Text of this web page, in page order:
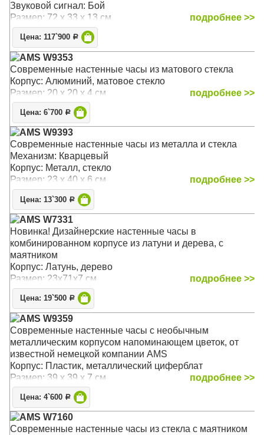
Звуковой сигнал: Бой
Размер: 72 х 33 х 13 см
подробнее >>
Цена: 117`900 Р
AMS W9353
Современные настенные часы из матового стекла
Корпус: Алюминий, матовое стекло
Размер: 20 х 20 х 4 см
подробнее >>
Цена: 6`700 Р
AMS W9393
Современные настенные часы из металла и стекла
Механизм: Кварцевый
Корпус: Металл, стекло
Размер: 23 х 40 х 6 см
подробнее >>
Цена: 13`300 Р
AMS W7331
Новинка! Дизайнерские настенные часы в
комбинированном корпусе из латуни и дерева, с
маятником
Корпус: Латунь, дерево
Размер: 23х71х7 см
подробнее >>
Цена: 19`500 Р
AMS W9359
Современные настенные часы с необычным
металлическим корпусом напоминающем цветок, от
известной немецкой компании AMS
Корпус: Пластик, металлический циферблат
Размер: 39 х 39 х 7 см
подробнее >>
Цена: 4`600 Р
AMS W7160
Современные настенные часы из стекла с маятником